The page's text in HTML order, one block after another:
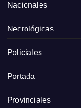
Nacionales
Necrológicas
Policiales
Portada
Provinciales